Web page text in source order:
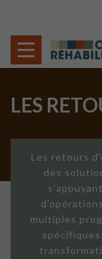
LES
Les retours
des
multiples